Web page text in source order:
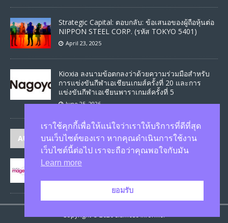
Strategic Capital: ตอบกลับ: ข้อเสนอของผู้ถือหุ้นต่อ
NIPPON STEEL CORP. (รหัส TOKYO 5401)
April 23, 2025
Kioxia ลงนามข้อตกลงว่าด้วยความร่วมมือสำหรับ
การแข่งขันกีฬาเอเชียนเกมส์ครั้งที่ 20 และการ
แข่งขันกีฬาเอเชียนพาราเกมส์ครั้งที่ 5
June 25, 2026
AUTHORS
JASON
Copyright © 2026 Siamese Informer
เราใช้คุกกี้เพื่อให้แน่ใจว่าเราให้บริการที่ดีที่สุด
บนเว็บไซต์ของเรา หากคุณดำเนินการใช้งาน
เว็บไซต์นี้ต่อไป เราจะถือว่าคุณพอใจกับมัน
Learn more
ยอมรับ